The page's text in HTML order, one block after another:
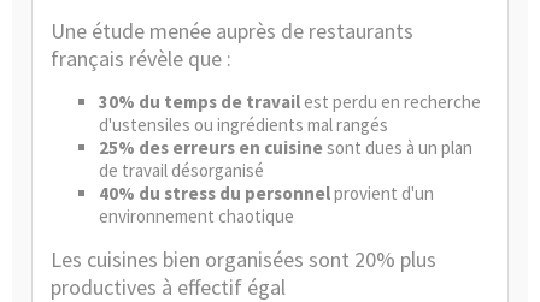
Une étude menée auprès de restaurants
français révèle que :
30% du temps de travail est perdu en recherche
d'ustensiles ou ingrédients mal rangés
25% des erreurs en cuisinesont dues à un plan
de travail désorganisé
40% du stress du personnelprovient d'un
environnement chaotique
Les cuisines bien organisées sont 20% plus
productives à effectif égal